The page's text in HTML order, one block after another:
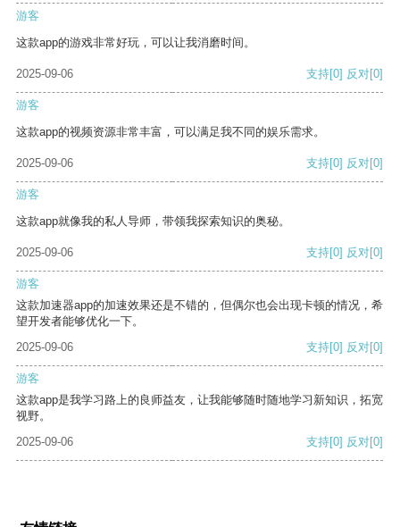
游客
这款app的游戏非常好玩，可以让我消磨时间。
2025-09-06 支持[0] 反对[0]
游客
这款app的视频资源非常丰富，可以满足我不同的娱乐需求。
2025-09-06 支持[0] 反对[0]
游客
这款app就像我的私人导师，带领我探索知识的奥秘。
2025-09-06 支持[0] 反对[0]
游客
这款加速器app的加速效果还是不错的，但偶尔也会出现卡顿的情况，希
望开发者能够优化一下。
2025-09-06
支持[0] 反对[0]
游客
这款app是我学习路上的良师益友，让我能够随时随地学习新知识，拓宽
视野。
2025-09-06
支持[0] 反对[0]